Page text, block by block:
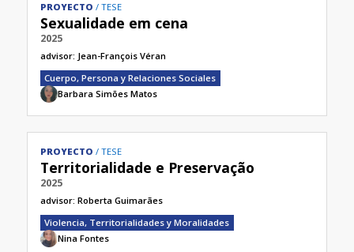
PROYECTO TESE
Sexualidade em cena
2025
advisor: Jean-François Véran​
Cuerpo, Persona y Relaciones Sociales
Barbara Simões Matos
PROYECTO TESE
Territorialidade e Preservação
2025
advisor: Roberta Guimarães
Violencia, Territorialidades y Moralidades
Nina Fontes